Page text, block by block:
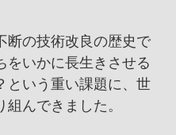
断の技術改良の歴史で
をいかに長生きさせる
という重い課題に、世
んできました。